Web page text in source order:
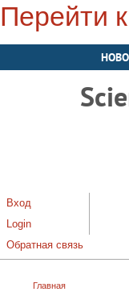
Перейти
Вход
Login
Обратная связь
Главная